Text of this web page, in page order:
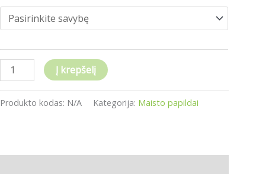
Į krepšelį
Produkto kodas: N/A Kategorija: Maisto papildai